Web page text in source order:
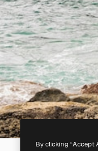
By clicking “Accept